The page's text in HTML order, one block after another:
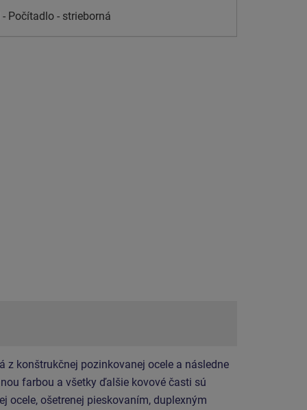
Počítadlo - strieborná
z konštrukčnej pozinkovanej ocele a následne
farbou a všetky ďalšie kovové časti sú
ocele, ošetrenej pieskovaním, duplexným